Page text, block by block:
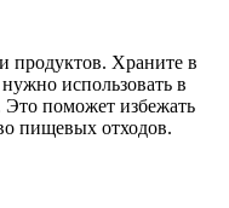
продуктов. Храните в
использовать в
Это поможет избежать
пищевых отходов.